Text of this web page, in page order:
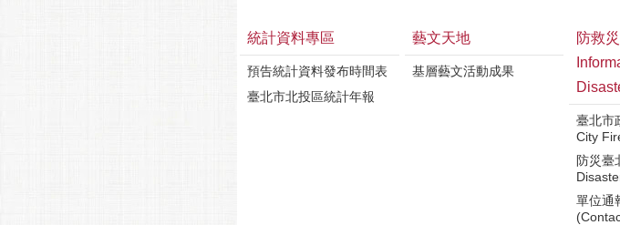
統計資料專區
預告統計資料發布時間表
臺北市北投區統計年報
藝文天地
基層藝文活動成果
防救
臺北市
City
防災臺
單位通